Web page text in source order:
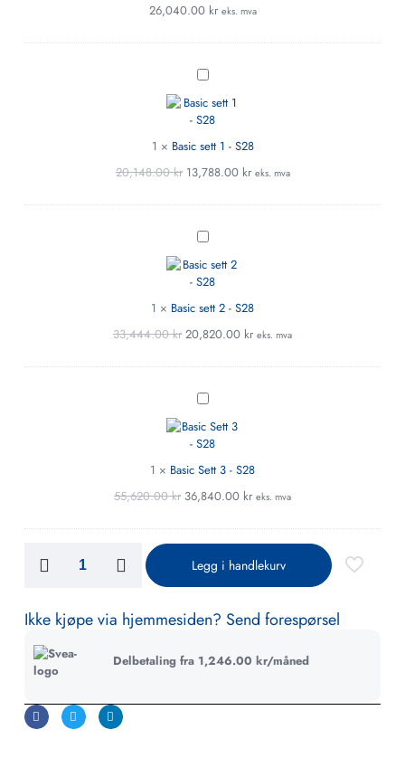
26,040.00 kr eks. mva
Basic
1
S28
1 × Basic sett 1 - S28
20,148.00kr 13,788.00 kr eks. mva
Basic
2
S28
1 × Basic sett 2 - S28
33,444.00kr 20,820.00 kr eks. mva
Basic
3
S28
1 × Basic Sett 3 - S28
55,620.00kr 36,840.00 kr eks. mva
Legg i handlekurv
Ikke kjøpe via hjemmesiden? Send forespørsel
Delbetaling fra 1,246.00 kr/måned